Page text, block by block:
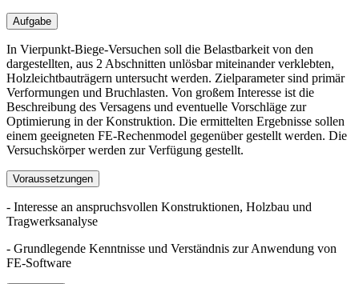
Aufgabe
In Vierpunkt-Biege-Versuchen soll die Belastbarkeit von den
dargestellten, aus 2 Abschnitten unlösbar miteinander verklebten,
Holzleichtbauträgern untersucht werden. Zielparameter sind primär
Verformungen und Bruchlasten. Von großem Interesse ist die
Beschreibung des Versagens und eventuelle Vorschläge zur
Optimierung in der Konstruktion. Die ermittelten Ergebnisse sollen
einem geeigneten FE-Rechenmodel gegenüber gestellt werden. Die
Versuchskörper werden zur Verfügung gestellt.
Voraussetzungen
- Interesse an anspruchsvollen Konstruktionen, Holzbau und
Tragwerksanalyse
- Grundlegende Kenntnisse und Verständnis zur Anwendung von
FE-Software